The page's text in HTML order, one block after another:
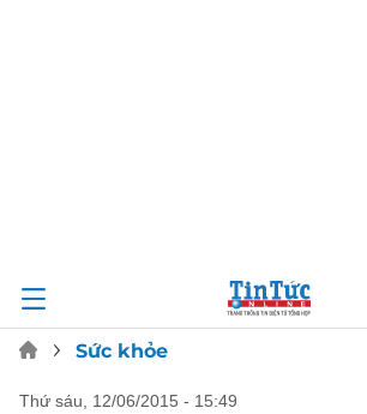
Sức khỏe
thứ sáu, 12/06/2015 - 15:49